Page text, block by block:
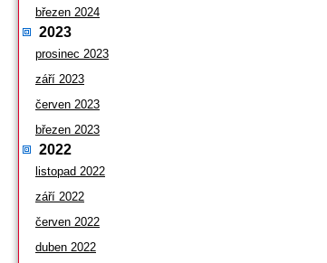
březen 2024
2023
prosinec 2023
září 2023
červen 2023
březen 2023
2022
listopad 2022
září 2022
červen 2022
duben 2022